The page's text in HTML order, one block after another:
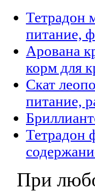
Тетрадон
питание,
Арована
корм для
Скат
питание,
Тетрадон
При